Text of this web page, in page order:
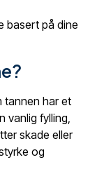
basert på dine
tannen har et
vanlig fylling,
skade eller
og